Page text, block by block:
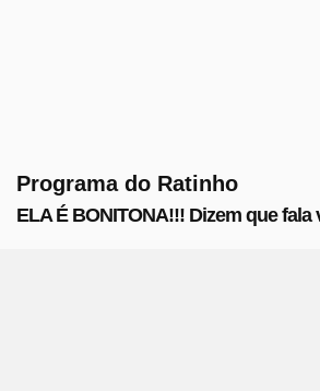
Programa do Ratinho
ELA É BONITONA!!! Dizem que